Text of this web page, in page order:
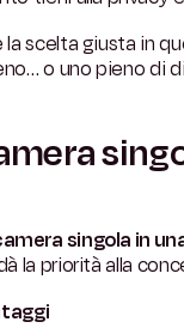
la scelta giusta in
o uno pieno di
singola in
la priorità alla